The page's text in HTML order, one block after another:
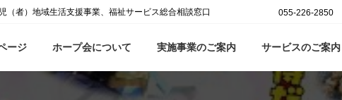
者）地域生活支援事業、福祉サービス総合相談窓口 055-226-2850
ージ ホープ会について 実施事業のご案内 サービスのご案内